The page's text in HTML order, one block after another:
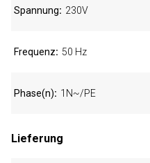
Spannung 230V
Frequenz 50 Hz
Phase(n) 1N~/PE
Lieferung